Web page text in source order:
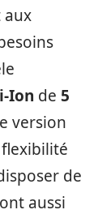
aux
Ion de 5
version
de
aussi